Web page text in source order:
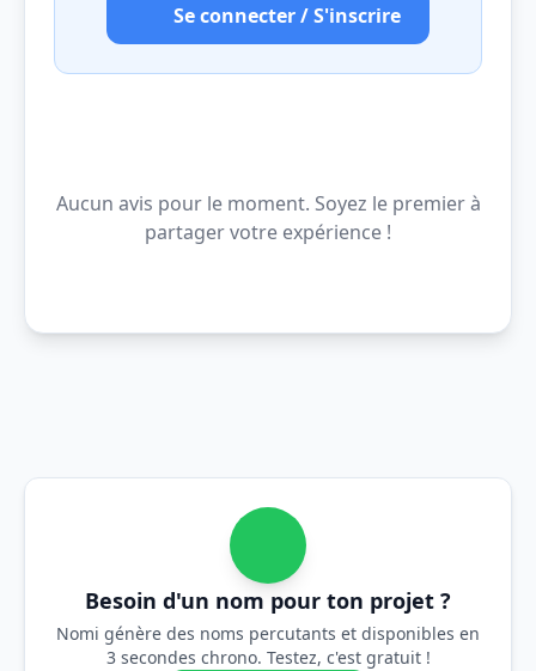
Se connecter / S'inscrire
Aucun avis pour le moment. Soyez le premier à
partager votre expérience !
Besoin d'un nom pour ton projet ?
Nomi génère des noms percutants et disponibles en
3 secondes chrono. Testez, c'est gratuit !